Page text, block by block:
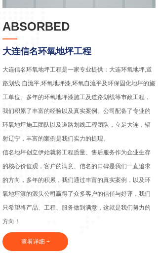
大连信名环氧地坪工程
ABSORBED
大连信名环氧地坪工程是一家专业提供：大连环氧地坪,道
路划线,自流平,环氧地坪漆,环氧自流平及环保固化地坪的施
工单位。多年的环氧地坪漆施工及道路划线等市政工程，
我们积累了丰富的经验以及真实案例。公司配备了专业的
环氧地坪施工团队以及道路划线工程团队，立足大连，辐
射辽宁，丰富的案例是我们实力的提现。
信名地坪创立伊始就将工程质量、售后服务作为企业生存
的核心价值观，客户的满意、信名的口碑是我们一直追求
的方向，多年的积累，我们通过丰富的真实案例，以及环
氧地坪漆的源头公司赢得了众多客户的信任与好评，我们
只希望将产品、工程、服务做到满意，这就是我们努力的
方向！
查看详细 +